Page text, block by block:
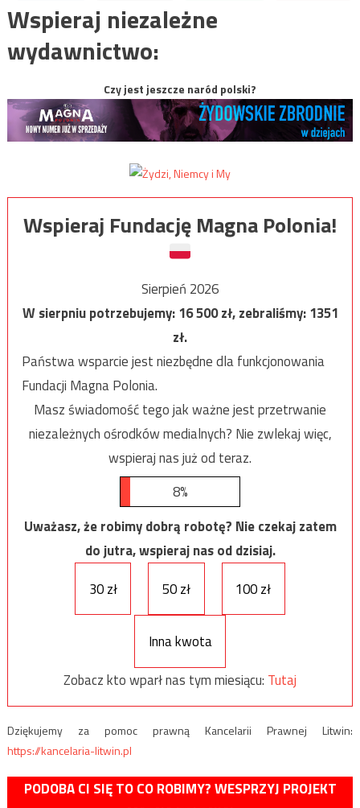
Wspieraj niezależne
wydawnictwo:
Czy jest jeszcze naród polski?
Wspieraj Fundację Magna Polonia!
Sierpień 2026
W sierpniu potrzebujemy:16 500zł, zebraliśmy:1351
zł.
Państwa wsparcie jest niezbędne dla funkcjonowania
Fundacji Magna Polonia.
Masz świadomość tego jak ważne jest przetrwanie
niezależnych ośrodków medialnych? Nie zwlekaj więc,
wspieraj nas już od teraz.
8%
Uważasz, że robimy dobrą robotę? Nie czekaj zatem
do jutra, wspieraj nas od dzisiaj.
30 zł
50 zł 100 zł
Inna kwota
Zobacz kto wparł nas tym miesiącu: Tutaj
Dziękujemy za pomoc prawną Kancelarii Prawnej Litwin:
https://kancelaria-litwin.pl
PODOBA CI SIĘ TO CO ROBIMY? WESPRZYJ PROJEKT